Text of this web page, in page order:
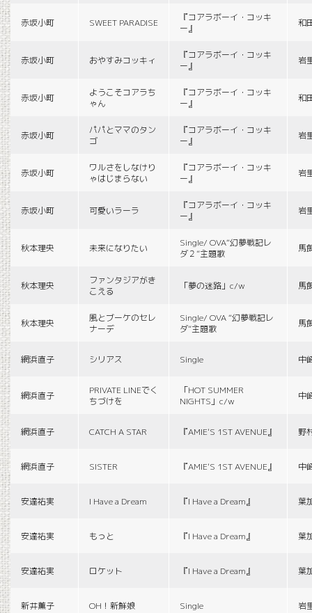
赤坂小町 SWEET PARADISE
『コアラボーイ・コッキ
ー』
和
赤坂小町 おやすみコッキィ
『コアラボーイ・コッキ
ー』
岩
赤坂小町
ようこそコアラち
ゃん
『コアラボーイ・コッキ
ー』
和
赤坂小町
パパとママのタン
ゴ
『コアラボーイ・コッキ
ー』
岩
赤坂小町
ワルさをしなけり
ゃはじまらない
『コアラボーイ・コッキ
ー』
岩
赤坂小町 可愛いラーラ
『コアラボーイ・コッキ
ー』
岩
秋本理央 未来になりたい
Single/ OVA“幻夢戦記レ
ダ２”主題歌
馬
秋本理央
ファンタジアがき
こえる
「夢の迷路」c/w 馬
秋本理央
風とブーケのセレ
ナーデ
Single/ OVA “幻夢戦記レ
ダ”主題歌
馬
網浜直子 シリアス Single 中
網浜直子
PRIVATE LINEでく
ちづけを
「HOT SUMMER
NIGHTS」c/w
中
網浜直子 CATCH A STAR 『AMIE'S 1ST AVENUE』 野
網浜直子 SISTER 『AMIE'S 1ST AVENUE』 中
安達祐実 I Have a Dream 『I Have a Dream』 葉
安達祐実 もっと 『I Have a Dream』 葉
安達祐実 ロケット 『I Have a Dream』 葉
新井薫子 OH！新鮮娘 Single 岩